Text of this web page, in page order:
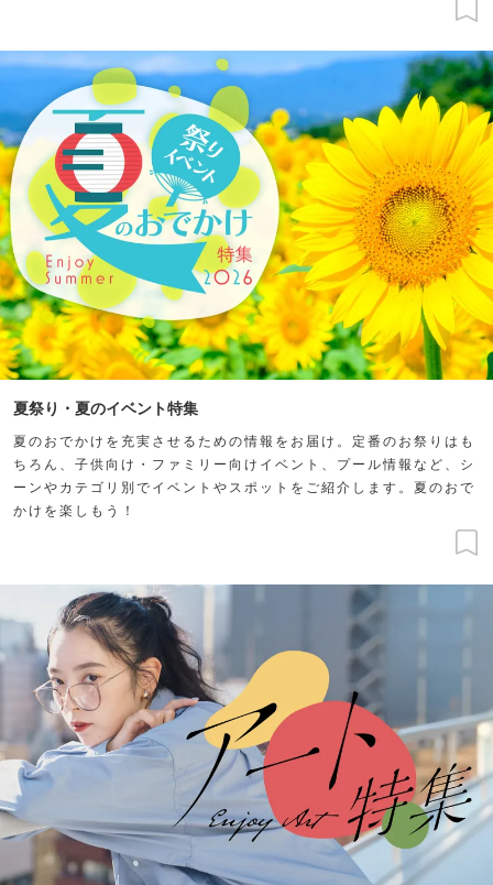
夏祭り・夏のイベント特集
夏のおでかけを充実させるための情報をお届け。定番のお祭りはも
ちろん、子供向け・ファミリー向けイベント、プール情報など、シ
ーンやカテゴリ別でイベントやスポットをご紹介します。夏のおで
かけを楽しもう！